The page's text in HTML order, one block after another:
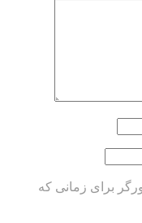
برای زمانی که